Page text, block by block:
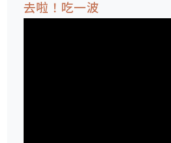
去啦！吃一波